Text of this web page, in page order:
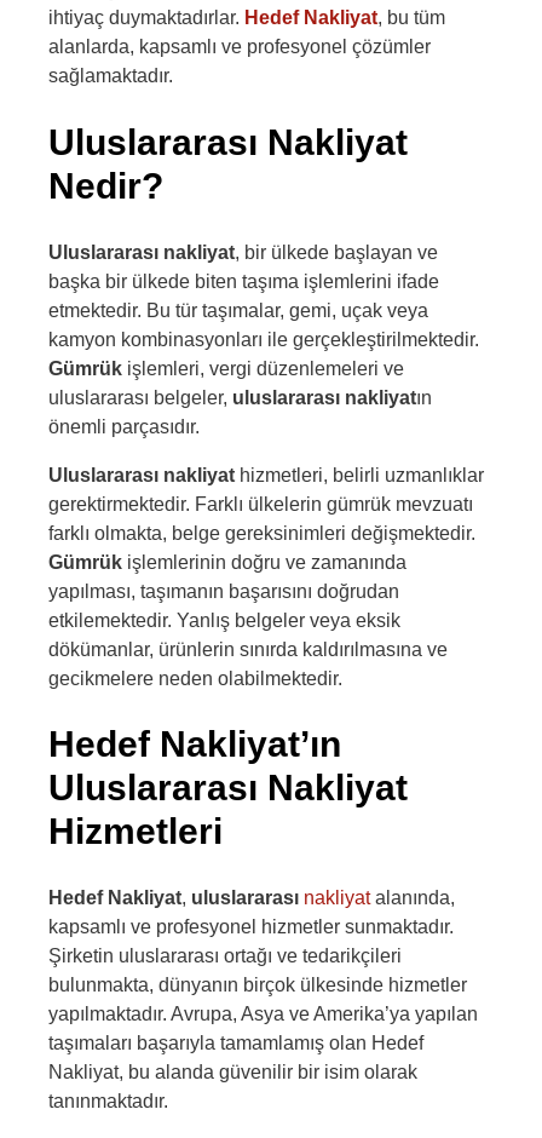
ihtiyaç duymaktadırlar. Hedef Nakliyat, bu tüm
alanlarda, kapsamlı ve profesyonel çözümler
sağlamaktadır.
Uluslararası Nakliyat
Nedir?
Uluslararası nakliyat, bir ülkede başlayan ve
başka bir ülkede biten taşıma işlemlerini ifade
etmektedir. Bu tür taşımalar, gemi, uçak veya
kamyon kombinasyonları ile gerçekleştirilmektedir.
Gümrük işlemleri, vergi düzenlemeleri ve
uluslararası belgeler, uluslararası nakliyatın
önemli parçasıdır.
Uluslararası nakliyat hizmetleri, belirli uzmanlıklar
gerektirmektedir. Farklı ülkelerin gümrük mevzuatı
farklı olmakta, belge gereksinimleri değişmektedir.
Gümrük işlemlerinin doğru ve zamanında
yapılması, taşımanın başarısını doğrudan
etkilemektedir. Yanlış belgeler veya eksik
dökümanlar, ürünlerin sınırda kaldırılmasına ve
gecikmelere neden olabilmektedir.
Hedef Nakliyat’ın
Uluslararası Nakliyat
Hizmetleri
Hedef Nakliyat, uluslararası nakliyatalanında,
kapsamlı ve profesyonel hizmetler sunmaktadır.
Şirketin uluslararası ortağı ve tedarikçileri
bulunmakta, dünyanın birçok ülkesinde hizmetler
yapılmaktadır. Avrupa, Asya ve Amerika’ya yapılan
taşımaları başarıyla tamamlamış olan Hedef
Nakliyat, bu alanda güvenilir bir isim olarak
tanınmaktadır.